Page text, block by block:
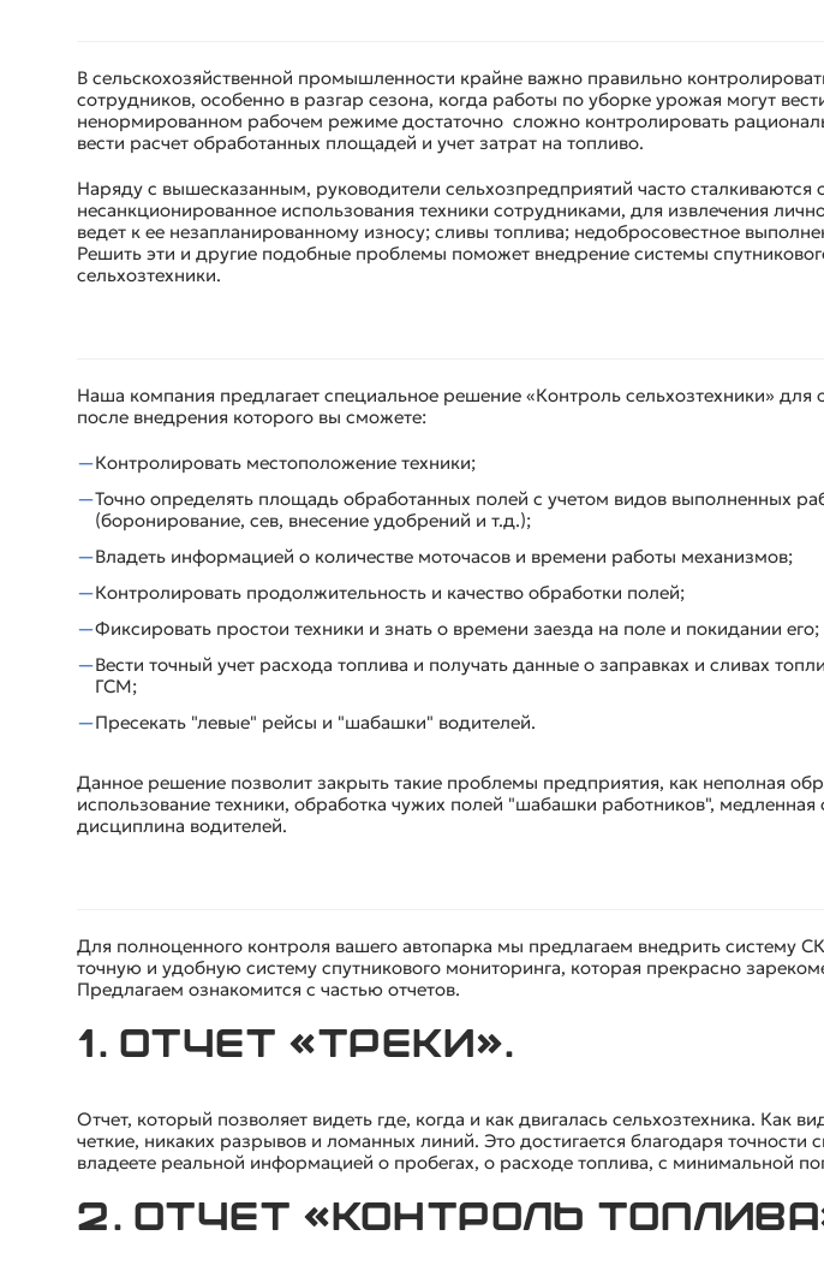
В сельскохозяйственной промышленности крайне важно правильно
сотрудников, особенно в разгар сезона, когда работы по уборке урожая могут
ненормированном рабочем режиме достаточно сложно контролировать
вести расчет обработанных площадей и учет затрат на топливо.
Наряду с вышесказанным, руководители сельхозпредприятий часто сталкиваются
несанкционированное использования техники сотрудниками, для извлечения
ведет к ее незапланированному износу; сливы топлива; недобросовестное
Решить эти и другие подобные проблемы поможет внедрение системы
сельхозтехники.
Наша компания предлагает специальное решение «Контроль сельхозтехники» для
после внедрения которого вы сможете:
Контролировать местоположение техники;
Точно определять площадь обработанных полей с учетом видов выполненных
(боронирование, сев, внесение удобрений и т.д.);
Владеть информацией о количестве моточасов и времени работы механизмов;
Контролировать продолжительность и качество обработки полей;
Фиксировать простои техники и знать о времени заезда на поле и покидании его;
Вести точный учет расхода топлива и получать данные о заправках и сливах
ГСМ;
Пресекать "левые" рейсы и "шабашки" водителей.
Данное решение позволит закрыть такие проблемы предприятия, как неполная
использование техники, обработка чужих полей "шабашки работников", медленная
дисциплина водителей.
Для полноценного контроля вашего автопарка мы предлагаем внедрить систему
точную и удобную систему спутникового мониторинга, которая прекрасно
Предлагаем ознакомится с частью отчетов.
1. Отчет «Треки».
Отчет, который позволяет видеть где, когда и как двигалась сельхозтехника. Как
четкие, никаких разрывов и ломанных линий. Это достигается благодаря точности
владеете реальной информацией о пробегах, о расходе топлива, с минимальной
2. Отчет «Контроль